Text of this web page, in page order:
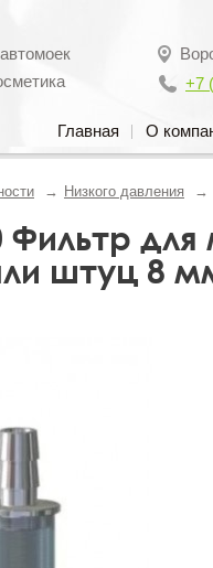
+7
Главная О
Низкого давления
Фильтр
штуц 8